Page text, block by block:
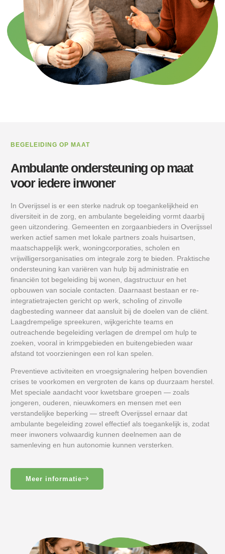
BEGELEIDING OP MAAT
Ambulante ondersteuning op maat
voor iedere inwoner
In Overijssel is er een sterke nadruk op toegankelijkheid en
diversiteit in de zorg, en ambulante begeleiding vormt daarbij
geen uitzondering. Gemeenten en zorgaanbieders in Overijssel
werken actief samen met lokale partners zoals huisartsen,
maatschappelijk werk, woningcorporaties, scholen en
vrijwilligersorganisaties om integrale zorg te bieden. Praktische
ondersteuning kan variëren van hulp bij administratie en
financiën tot begeleiding bij wonen, dagstructuur en het
opbouwen van sociale contacten. Daarnaast bestaan er re-
integratietrajecten gericht op werk, scholing of zinvolle
dagbesteding wanneer dat aansluit bij de doelen van de cliënt.
Laagdrempelige spreekuren, wijkgerichte teams en
outreachende begeleiding verlagen de drempel om hulp te
zoeken, vooral in krimpgebieden en buitengebieden waar
afstand tot voorzieningen een rol kan spelen.
Preventieve activiteiten en vroegsignalering helpen bovendien
crises te voorkomen en vergroten de kans op duurzaam herstel.
Met speciale aandacht voor kwetsbare groepen — zoals
jongeren, ouderen, nieuwkomers en mensen met een
verstandelijke beperking — streeft Overijssel ernaar dat
ambulante begeleiding zowel effectief als toegankelijk is, zodat
meer inwoners volwaardig kunnen deelnemen aan de
samenleving en hun autonomie kunnen versterken.
Meer informatie